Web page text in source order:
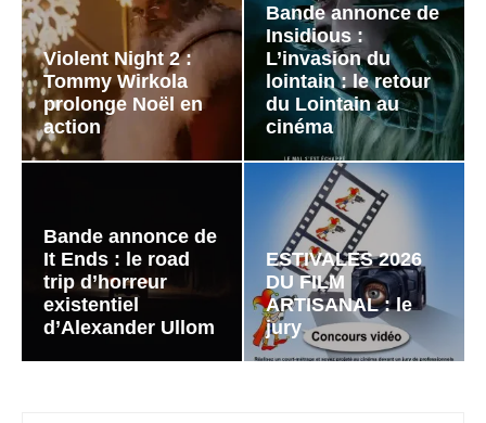
Violent Night 2 :
Tommy Wirkola
prolonge Noël en
action
Bande annonce de
Insidious :
L’invasion du
lointain : le retour
du Lointain au
cinéma
Bande annonce de
It Ends : le road
trip d’horreur
existentiel
d’Alexander Ullom
ESTIVALES 2026
DU FILM
ARTISANAL : le
jury